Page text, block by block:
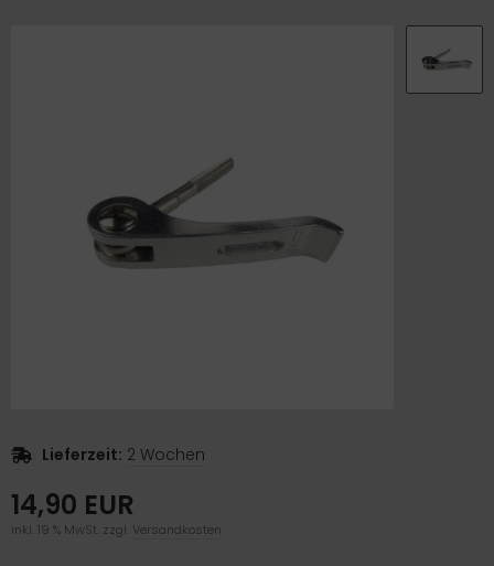
Lieferzeit: 2 Wochen
14,90 EUR
inkl. 19 % MwSt. zzgl. Versandkosten